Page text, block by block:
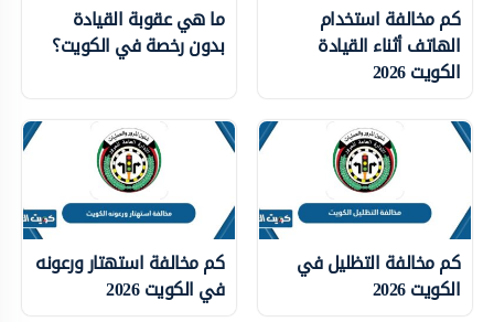
كم مخالفة استخدام
الهاتف أثناء القيادة
الكويت 2026
ما هي عقوبة القيادة
بدون رخصة في الكويت؟
كم مخالفة التظليل في
الكويت 2026
كم مخالفة استهتار ورعونه
في الكويت 2026